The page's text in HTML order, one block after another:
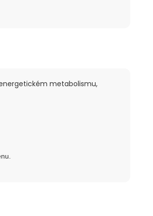
metabolismu,